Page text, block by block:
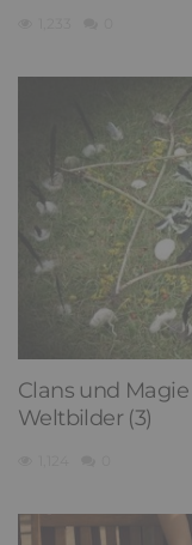
Clans und
Weltbilder (3)